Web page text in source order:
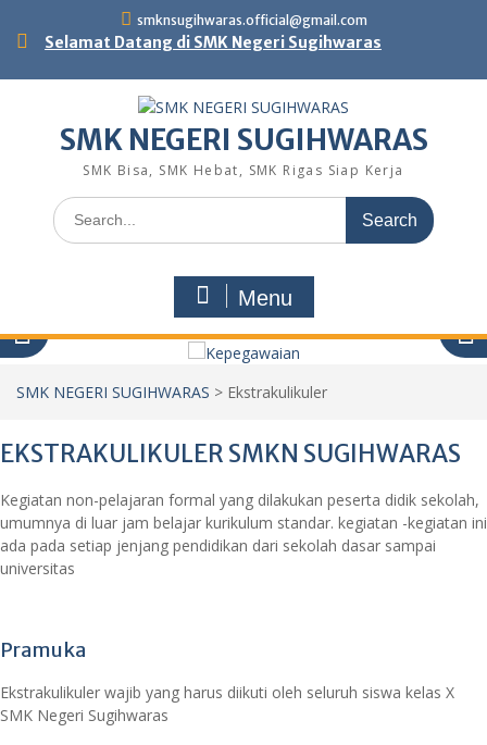
content
smknsugihwaras.official@gmail.com
Selamat Datang di SMK Negeri Sugihwaras
SMK NEGERI SUGIHWARAS
SMK Bisa, SMK Hebat, SMK Rigas Siap Kerja
Search
for:
Menu
SMK NEGERI SUGIHWARAS > Ekstrakulikuler
EKSTRAKULIKULER SMKN SUGIHWARAS
Kegiatan non-pelajaran formal yang dilakukan peserta didik sekolah,
umumnya di luar jam belajar kurikulum standar. kegiatan -kegiatan ini
ada pada setiap jenjang pendidikan dari sekolah dasar sampai
universitas
Pramuka
Ekstrakulikuler wajib yang harus diikuti oleh seluruh siswa kelas X
SMK Negeri Sugihwaras